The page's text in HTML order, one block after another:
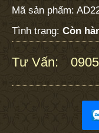
Mã sản phẩm:
Tình trạng: Còn
Tư Vấn: